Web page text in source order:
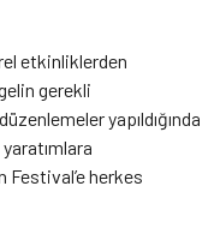
etkinliklerden
gerekli
yapıldığında
Festival’e herkes